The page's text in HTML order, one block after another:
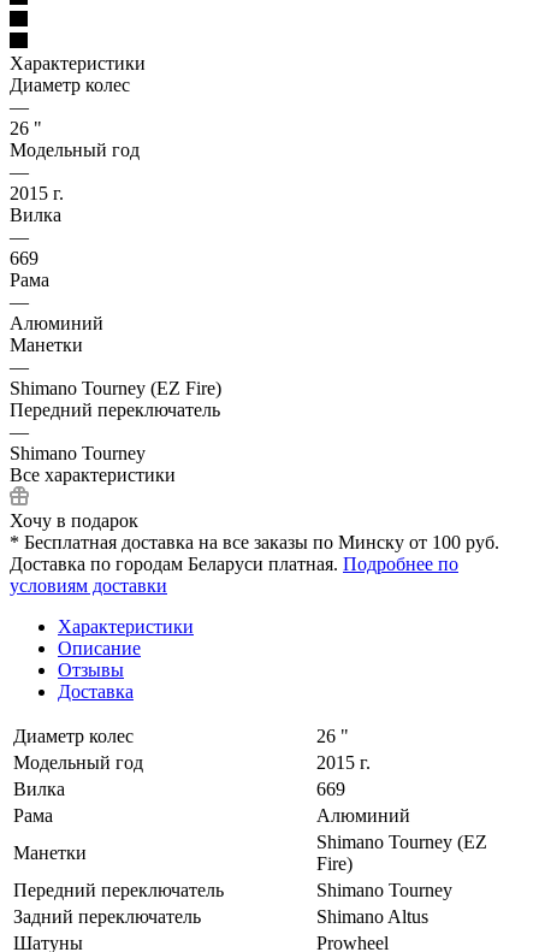
Характеристики
Диаметр колес
—
26 "
Модельный год
—
2015 г.
Вилка
—
669
Рама
—
Алюминий
Манетки
—
Shimano Tourney (EZ Fire)
Передний переключатель
—
Shimano Tourney
Все характеристики
Хочу в подарок
* Бесплатная доставка на все заказы по Минску от 100 руб.
Доставка по городам Беларуси платная. Подробнее по
условиям доставки
Характеристики
Описание
Отзывы
Доставка
Диаметр колес
26 "
Модельный год
2015 г.
Вилка
669
Рама
Алюминий
Манетки
Shimano Tourney (EZ
Fire)
Передний переключатель
Shimano Tourney
Задний переключатель
Shimano Altus
Шатуны
Prowheel